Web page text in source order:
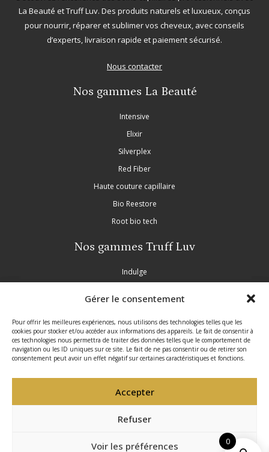
Gérer le consentement
Pour offrir les meilleures expériences, nous utilisons des technologies telles que les
cookies pour stocker et/ou accéder aux informations des appareils. Le fait de consentir à
ces technologies nous permettra de traiter des données telles que le comportement de
navigation ou les ID uniques sur ce site. Le fait de ne pas consentir ou de retirer son
consentement peut avoir un effet négatif sur certaines caractéristiques et fonctions.
Accepter
Refuser
Voir les préférences
La Beauté etTruff Luv. Des produits naturels et luxueux, conçus
pour nourrir, réparer et sublimer vos cheveux, avec conseils
d’experts, livraison rapide et paiement sécurisé.
Nous contacter
Nos gammes La Beauté
Intensive
Elixir
Silverplex
Red Fiber
Haute couture capillaire
Bio Reestore
Root bio tech
Nos gammes Truff Luv
Indulge
Partie légale
Mentions légales
Conditions générales de vente
0
Profitez d’offres exclusives tout au long de l’année,
découvrez nos nouveautés en avant-première et
recevez nos conseils professionnels.
Envoyer votre message